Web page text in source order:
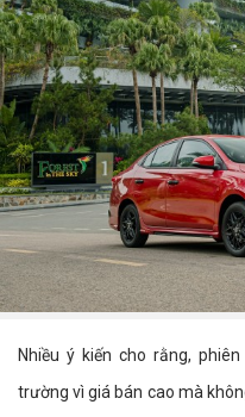
Nhiều ý kiến cho rằng,
trường vì giá bán cao mà